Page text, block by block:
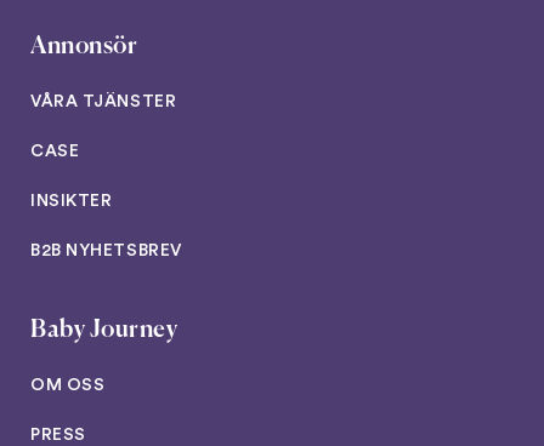
Annonsör
VÅRA TJÄNSTER
CASE
INSIKTER
B2B NYHETSBREV
Baby Journey
OM OSS
PRESS